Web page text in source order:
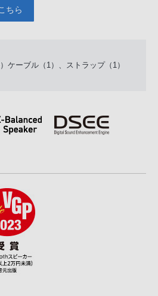
ちら
ケーブル（1）、ストラップ（1）